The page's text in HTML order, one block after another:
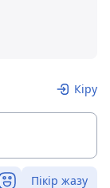
Кіру
Пікір жазу